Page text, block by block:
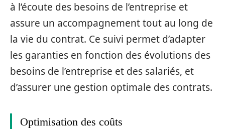
à l’écoute des besoins de l’entreprise et
assure un accompagnement tout au long de
la vie du contrat. Ce suivi permet d’adapter
les garanties en fonction des évolutions des
besoins de l’entreprise et des salariés, et
d’assurer une gestion optimale des contrats.
Optimisation des coûts